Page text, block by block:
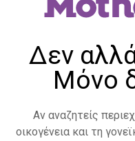
Δεν
Μόνο
Αν αναζητείς
οικογένεια και τη